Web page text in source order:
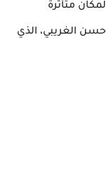
متأثرة
حسن الغريبي، الذي